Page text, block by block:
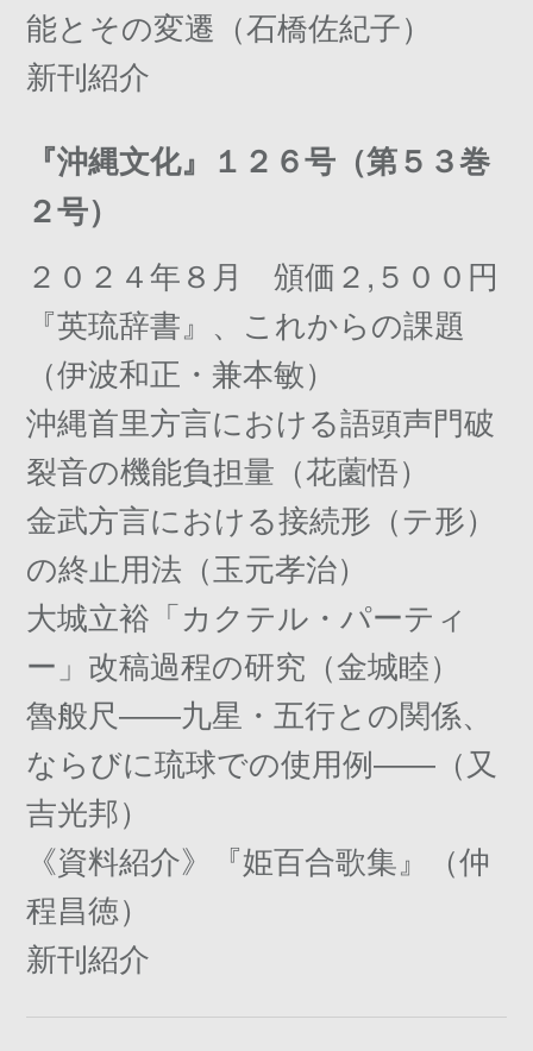
能とその変遷（石橋佐紀子）
新刊紹介
『沖縄文化』１２６号（第５３巻
２号）
２０２４年８月 頒価２,５００円
『英琉辞書』、これからの課題
（伊波和正・兼本敏）
沖縄首里方言における語頭声門破
裂音の機能負担量（花薗悟）
金武方言における接続形（テ形）
の終止用法（玉元孝治）
大城立裕「カクテル・パーティ
ー」改稿過程の研究（金城睦）
魯般尺――九星・五行との関係、
ならびに琉球での使用例――（又
吉光邦）
《資料紹介》『姫百合歌集』（仲
程昌徳）
新刊紹介